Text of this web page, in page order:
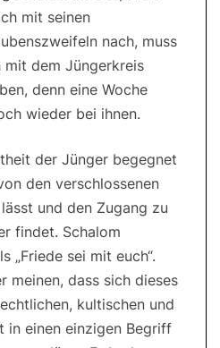
mit seinen
nach, muss
mit dem Jüngerkreis
denn eine Woche
wieder bei ihnen.
der Jünger begegnet
den verschlossenen
und den Zugang zu
findet. Schalom
„Friede sei mit euch“.
meinen, dass sich dieses
kultischen und
in einen einzigen Begriff